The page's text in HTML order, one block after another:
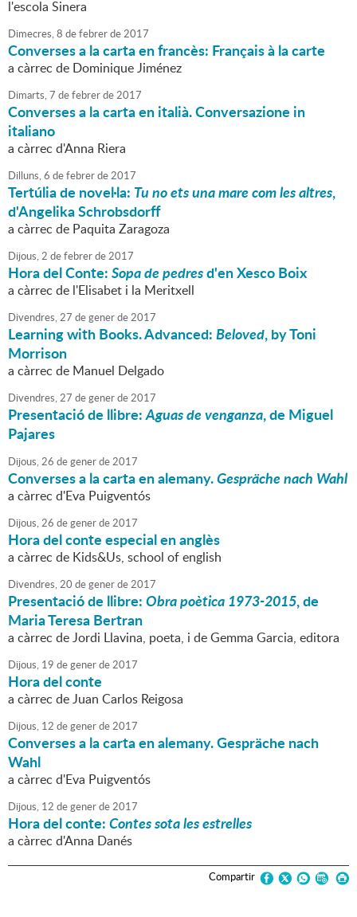
l'escola Sinera
Dimecres,8 defebrerde2017
Converses a la carta en francès: Français à la carte
a càrrec de Dominique Jiménez
Dimarts,7 defebrerde2017
Converses a la carta en italià. Conversazione in
italiano
a càrrec d'Anna Riera
Dilluns,6 defebrerde2017
Tertúlia de novel·la: Tu no ets una mare com les altres,
d'Angelika Schrobsdorff
a càrrec de Paquita Zaragoza
Dijous,2 defebrerde2017
Hora del Conte:Sopa de pedresd'en Xesco Boix
a càrrec de l'Elisabet i la Meritxell
Divendres,27 degenerde2017
Learning with Books. Advanced:Beloved, by Toni
Morrison
a càrrec de Manuel Delgado
Divendres,27 degenerde2017
Presentació de llibre:Aguas de venganza, de Miguel
Pajares
Dijous,26 degenerde2017
Converses a la carta en alemany.Gespräche nach Wahl
a càrrec d'Eva Puigventós
Dijous,26 degenerde2017
Hora del conte especial en anglès
a càrrec de Kids&Us, school of english
Divendres,20 degenerde2017
Presentació de llibre:Obra poètica 1973-2015, de
Maria Teresa Bertran
a càrrec de Jordi Llavina, poeta, i de Gemma Garcia, editora
Dijous, 19 degenerde2017
Hora del conte
a càrrec de Juan Carlos Reigosa
Dijous, 12 degenerde2017
Converses a la carta en alemany. Gespräche nach
Wahl
a càrrec d'Eva Puigventós
Dijous, 12 degenerde2017
Hora del conte:Contes sota les estrelles
a càrrec d'Anna Danés
Compartir